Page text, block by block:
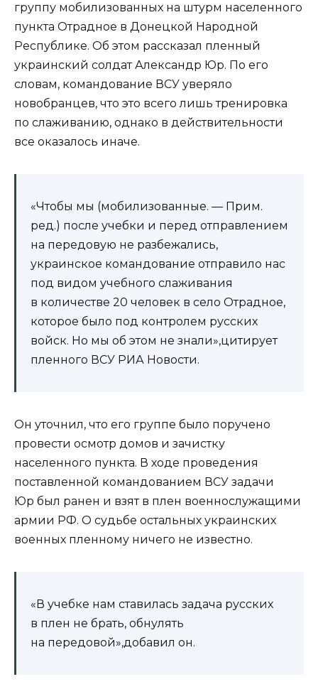
группу мобилизованных на штурм населенного
пункта Отрадное в Донецкой Народной
Республике. Об этом рассказал пленный
украинский солдат Александр Юр. По его
словам, командование ВСУ уверяло
новобранцев, что это всего лишь тренировка
по слаживанию, однако в действительности
все оказалось иначе.
«Чтобы мы (мобилизованные. — Прим.
ред.) после учебки и перед отправлением
на передовую не разбежались,
украинское командование отправило нас
под видом учебного слаживания
в количестве 20 человек в село Отрадное,
которое было под контролем русских
войск. Но мы об этом не знали»,цитирует
пленного ВСУ РИА Новости.
Он уточнил, что его группе было поручено
провести осмотр домов и зачистку
населенного пункта. В ходе проведения
поставленной командованием ВСУ задачи
Юр был ранен и взят в плен военнослужащими
армии РФ. О судьбе остальных украинских
военных пленному ничего не известно.
«В учебке нам ставилась задача русских
в плен не брать, обнулять
на передовой»,добавил он.